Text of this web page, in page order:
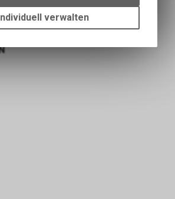
Einstellungen auf Ihrem Gerät,
um die grundlegenden
Funktionen unseres Online-
verwalten